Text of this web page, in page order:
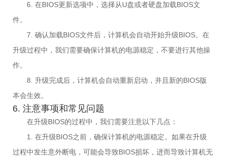
6. 在BIOS更新选项中，选择从U盘或者硬盘加载BIOS文
件。
7. 确认加载BIOS文件后，计算机会自动开始升级BIOS。在
升级过程中，我们需要确保计算机的电源稳定，不要进行其他操
作。
8. 升级完成后，计算机会自动重新启动，并且新的BIOS版
本会生效。
6. 注意事项和常见问题
在升级BIOS的过程中，我们需要注意以下几点：
1. 在升级BIOS之前，确保计算机的电源稳定。如果在升级
过程中发生意外断电，可能会导致BIOS损坏，进而导致计算机无